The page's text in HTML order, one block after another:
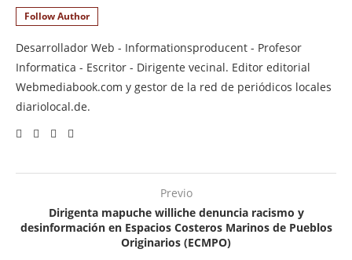
Follow Author
Desarrollador Web - Informationsproducent - Profesor
Informatica - Escritor - Dirigente vecinal. Editor editorial
Webmediabook.com y gestor de la red de periódicos locales
diariolocal.de.
Previo
Dirigenta mapuche williche denuncia racismo y
desinformación en Espacios Costeros Marinos de Pueblos
Originarios (ECMPO)